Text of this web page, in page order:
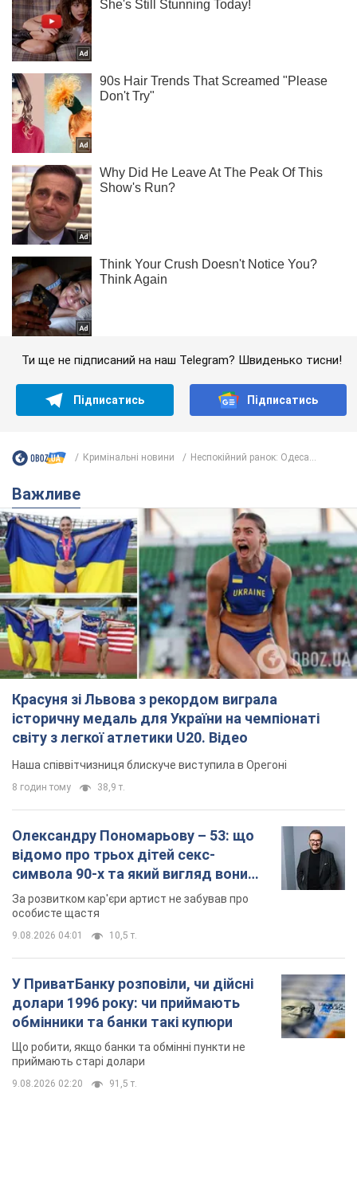
Ти ще не підписаний на наш Telegram? Швиденько тисни!
Підписатись Підписатись
Кримінальні новини Неспокійний ранок: Одеса...
Важливе
Красуня зі Львова з рекордом виграла
історичну медаль для України на чемпіонаті
світу з легкої атлетики U20. Відео
Наша співвітчизниця блискуче виступила в Орегоні
8 годин тому 38,9 т.
Олександру Пономарьову – 53: що
відомо про трьох дітей секс-
символа 90-х та який вигляд вони
мають
За розвитком кар'єри артист не забував про
особисте щастя
9.08.2026 04:01 10,5 т.
У ПриватБанку розповіли, чи дійсні
долари 1996 року: чи приймають
обмінники та банки такі купюри
Що робити, якщо банки та обмінні пункти не
приймають старі долари
9.08.2026 02:20 91,5 т.